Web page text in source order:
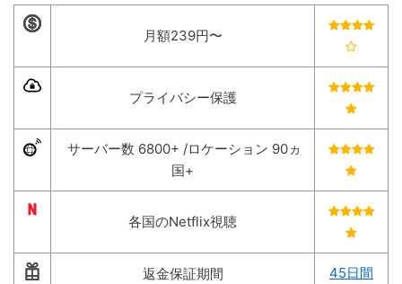
月額239円〜
プライバシー保護
サーバー数 6800+ /ロケーション 90ヵ
国+
各国のNetflix視聴
返金保証期間 45日間